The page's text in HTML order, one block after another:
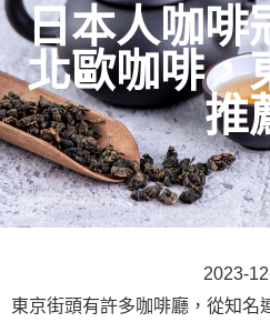
日本人咖啡
北歐咖啡，
推
2023-
東京街頭有許多咖啡廳，從知名